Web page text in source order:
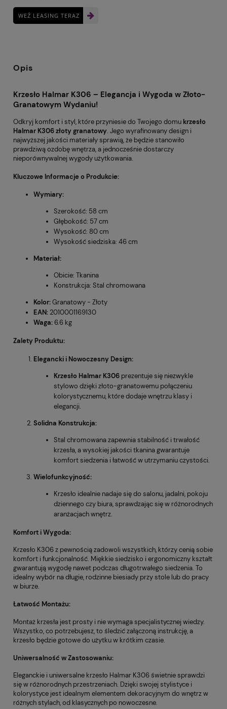
WEŹ LEASING TERAZ
Opis
Krzesło Halmar K306 – Elegancja i Wygoda w Złoto-
Granatowym Wydaniu!
Odkryj komfort i styl, które przyniesie do Twojego domu krzesło
Halmar K306 złoty granatowy. Jego wyrafinowany design i
najwyższej jakości materiały sprawią, że będzie stanowiło
prawdziwą ozdobę wnętrza, a jednocześnie dostarczy
nieporównywalnej wygody użytkowania.
Kluczowe Informacje o Produkcie:
Wymiary:
Szerokość: 58 cm
Głębokość: 57 cm
Wysokość: 80 cm
Wysokość siedziska: 46 cm
Materiał:
Obicie: Tkanina
Konstrukcja: Stal chromowana
Kolor:Granatowy - Złoty
EAN: 2010001169130
Waga:6.6 kg
Zalety Produktu:
Elegancki i Nowoczesny Design:
Krzesło Halmar K306 prezentuje się niezwykle
stylowo dzięki złoto-granatowemu połączeniu
kolorystycznemu, które dodaje wnętrzu klasy i
elegancji.
Solidna Konstrukcja:
Stal chromowana zapewnia stabilność i trwałość
krzesła, a wysokiej jakości tkanina gwarantuje
komfort siedzenia i łatwość w utrzymaniu czystości.
Wielofunkcyjność:
Krzesło idealnie nadaje się do salonu, jadalni, pokoju
dziennego czy biura, sprawdzając się w różnorodnych
aranżacjach wnętrz.
Komfort i Wygoda:
Krzesło K306 z pewnością zadowoli wszystkich, którzy cenią sobie
komfort i funkcjonalność. Miękkie siedzisko i ergonomiczny kształt
gwarantują wygodę nawet podczas długotrwałego siedzenia. To
idealny wybór na długie, rodzinne biesiady przy stole lub do pracy
w biurze.
Łatwość Montażu:
Montaż krzesła jest prosty i nie wymaga specjalistycznej wiedzy.
Wszystko, co potrzebujesz, to śledzić załączoną instrukcję, a
krzesło będzie gotowe do użytku w krótkim czasie.
Uniwersalność w Zastosowaniu:
Eleganckie i uniwersalne krzesło Halmar K306 świetnie sprawdzi
się w różnorodnych przestrzeniach. Dzięki swojej stylistyce i
kolorystyce jest idealnym elementem dekoracyjnym do wnętrz w
różnych stylach, od klasycznych po nowoczesne.